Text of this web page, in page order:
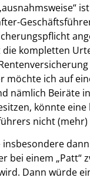
kompletten
möchte ich auf
nämlich Beiräte
könnte
nicht
insbesondere
bei einem „Patt“
Dann würde